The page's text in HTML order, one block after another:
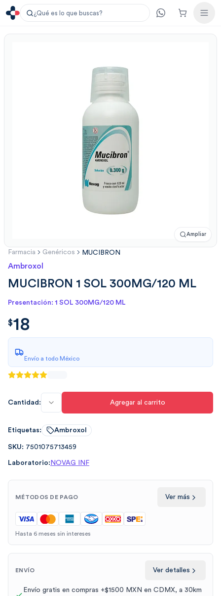
¿Qué es lo que buscas?
Ampliar
Farmacia Genéricos MUCIBRON
Ambroxol
MUCIBRON 1 SOL 300MG/120 ML
Presentación: 1 SOL 300MG/120 ML
$ 18.00
$18
Envío a todo México
Cantidad: Agregar al carrito
Etiquetas: Ambroxol
SKU: 7501075713459
Laboratorio: NOVAG INF
MÉTODOS DE PAGO Ver más
Hasta 6 meses sin intereses
ENVÍO Ver detalles
Envío gratis en compras +$1500 MXN en CDMX, a 30km